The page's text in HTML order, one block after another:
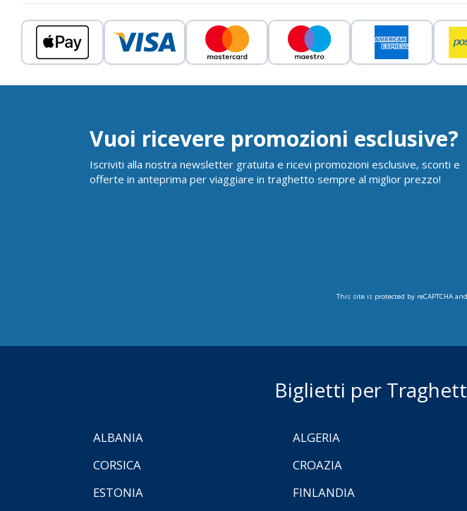
Vuoi ricevere promozioni esclusive?
Iscriviti alla nostra newsletter gratuita e ricevi promozioni esclusive, sconti e
offerte in anteprima per viaggiare in traghetto sempre al miglior prezzo!
This site is protected by reCAPTCHA
Biglietti per
ALBANIA ALGERIA
CORSICA
CROAZIA
ESTONIA
FINLANDIA